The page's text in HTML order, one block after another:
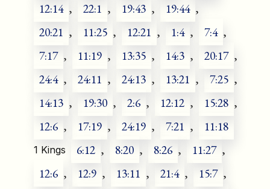
12:14 , 22:1 , 19:43 , 19:44 ,
20:21 , 11:25 , 12:21 , 1:4 , 7:4 ,
7:17 , 11:19 , 13:35 , 14:3 , 20:17 ,
24:4 , 24:11 , 24:13 , 13:21 , 7:25 ,
14:13 , 19:30 , 2:6 , 12:12 , 15:28 ,
12:6 , 17:19 , 24:19 , 7:21 , 11:18
1 Kings 6:12 , 8:20 , 8:26 , 11:27 ,
12:6 , 12:9 , 13:11 , 21:4 , 15:7 ,